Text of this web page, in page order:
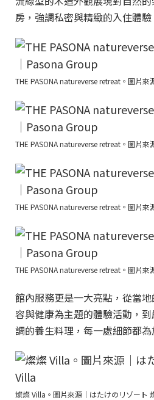
房，強調私密與精緻的入住體驗
THE PASONA natureverse retreat。圖片
THE PASONA natureverse retreat。圖片
THE PASONA natureverse retreat。圖片
THE PASONA natureverse retreat。圖片
館內服務更是一大亮點，從當
容與健康為主題的體驗活動，
調的養生料理，每一處細節都為
燦燦 Villa。圖片來源｜はたけのリゾート